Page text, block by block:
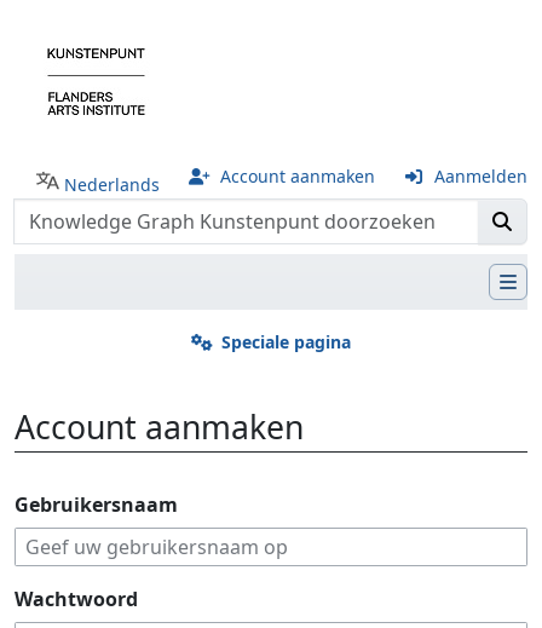
Nederlands Account aanmaken Aanmelden
Speciale pagina
Account aanmaken
Gebruikersnaam
Wachtwoord